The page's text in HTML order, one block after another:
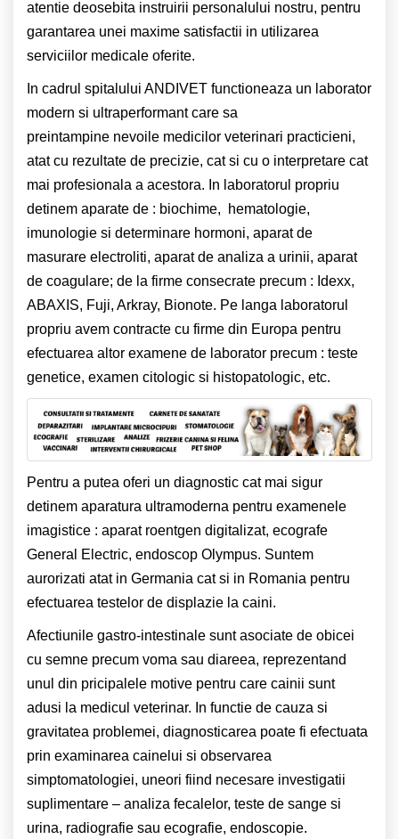
atentie deosebita instruirii personalului nostru, pentru
garantarea unei maxime satisfactii in utilizarea
serviciilor medicale oferite.
In cadrul spitalului ANDIVET functioneaza un laborator
modern si ultraperformant care sa
preintampine nevoile medicilor veterinari practicieni,
atat cu rezultate de precizie, cat si cu o interpretare cat
mai profesionala a acestora. In laboratorul propriu
detinem aparate de : biochime, hematologie,
imunologie si determinare hormoni, aparat de
masurare electroliti, aparat de analiza a urinii, aparat
de coagulare; de la firme consecrate precum : Idexx,
ABAXIS, Fuji, Arkray, Bionote. Pe langa laboratorul
propriu avem contracte cu firme din Europa pentru
efectuarea altor examene de laborator precum : teste
genetice, examen citologic si histopatologic, etc.
Pentru a putea oferi un diagnostic cat mai sigur
detinem aparatura ultramoderna pentru examenele
imagistice : aparat roentgen digitalizat, ecografe
General Electric, endoscop Olympus. Suntem
aurorizati atat in Germania cat si in Romania pentru
efectuarea testelor de displazie la caini.
Afectiunile gastro-intestinale sunt asociate de obicei
cu semne precum voma sau diareea, reprezentand
unul din pricipalele motive pentru care cainii sunt
adusi la medicul veterinar. In functie de cauza si
gravitatea problemei, diagnosticarea poate fi efectuata
prin examinarea cainelui si observarea
simptomatologiei, uneori fiind necesare investigatii
suplimentare – analiza fecalelor, teste de sange si
urina, radiografie sau ecografie, endoscopie.